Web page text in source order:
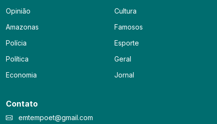
Opinião
Amazonas
Polícia
Política
Economia
Cultura
Famosos
Esporte
Geral
Jornal
Contato
emtempoet@gmail.com